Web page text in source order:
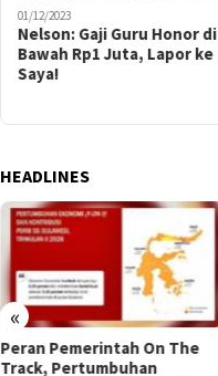
01/12/2023
Nelson: Gaji Guru Honor di
Bawah Rp1 Juta, Lapor ke
Saya!
HEADLINES
«
Peran Pemerintah On The
Track, Pertumbuhan